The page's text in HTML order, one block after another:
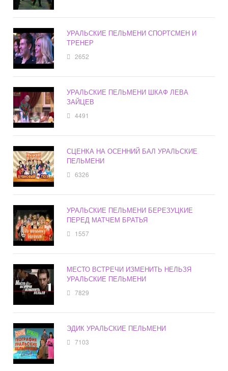
УРАЛЬСКИЕ ПЕЛЬМЕНИ СПОРТСМЕН И
ТРЕНЕР
2652
УРАЛЬСКИЕ ПЕЛЬМЕНИ ШКАФ ЛЕВА
ЗАЙЦЕВ
4491
СЦЕНКА НА ОСЕННИЙ БАЛ УРАЛЬСКИЕ
ПЕЛЬМЕНИ
6326
УРАЛЬСКИЕ ПЕЛЬМЕНИ БЕРЕЗУЦКИЕ
ПЕРЕД МАТЧЕМ БРАТЬЯ
1557
МЕСТО ВСТРЕЧИ ИЗМЕНИТЬ НЕЛЬЗЯ
УРАЛЬСКИЕ ПЕЛЬМЕНИ
7829
ЭДИК УРАЛЬСКИЕ ПЕЛЬМЕНИ
7103